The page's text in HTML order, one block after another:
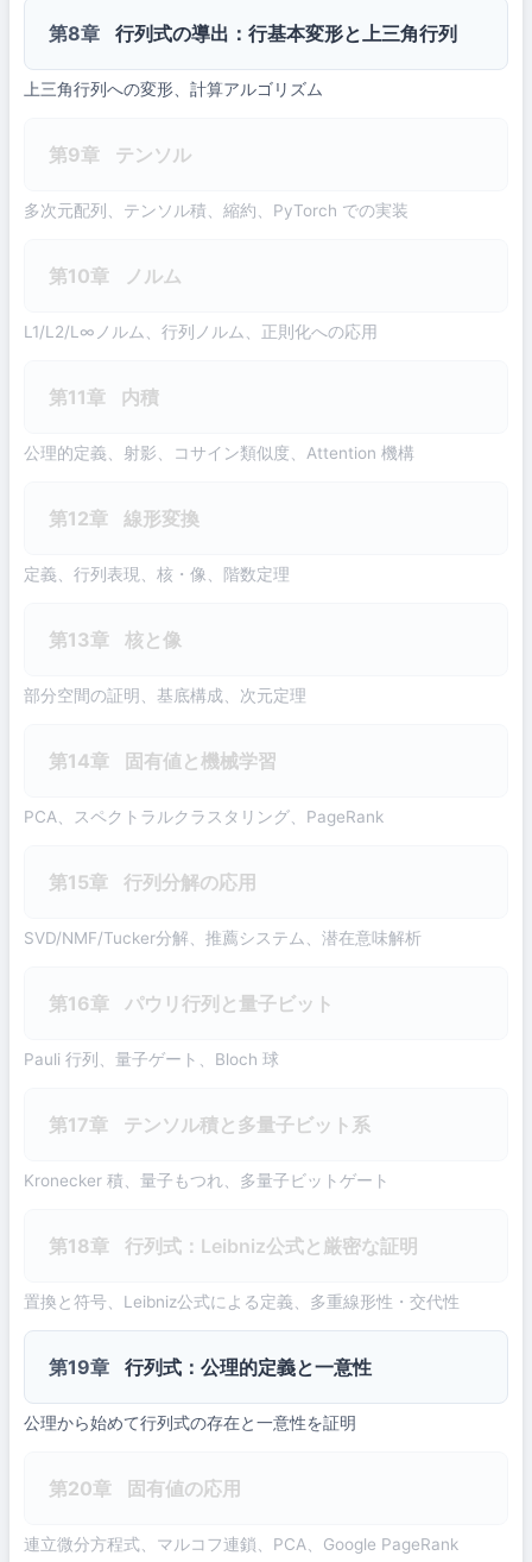
第8章 行列式の導出：行基本変形と上三角行列
上三角行列への変形、計算アルゴリズム
第9章 テンソル
多次元配列、テンソル積、縮約、PyTorch での実装
第10章 ノルム
L1/L2/L∞ノルム、行列ノルム、正則化への応用
第11章 内積
公理的定義、射影、コサイン類似度、Attention 機構
第12章 線形変換
定義、行列表現、核・像、階数定理
第13章 核と像
部分空間の証明、基底構成、次元定理
第14章 固有値と機械学習
PCA、スペクトラルクラスタリング、PageRank
第15章 行列分解の応用
SVD/NMF/Tucker分解、推薦システム、潜在意味解析
第16章 パウリ行列と量子ビット
Pauli 行列、量子ゲート、Bloch 球
第17章 テンソル積と多量子ビット系
Kronecker 積、量子もつれ、多量子ビットゲート
第18章 行列式：Leibniz公式と厳密な証明
置換と符号、Leibniz公式による定義、多重線形性・交代性
第19章 行列式：公理的定義と一意性
公理から始めて行列式の存在と一意性を証明
第20章 固有値の応用
連立微分方程式、マルコフ連鎖、PCA、Google PageRank